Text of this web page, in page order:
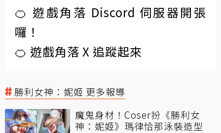
🍊 遊戲角落 Discord 伺服器開張
囉！
🍊 遊戲角落 X 追蹤起來
勝利女神：妮姬 更多報導
魔鬼身材！Coser扮《勝利女
神：妮姬》瑪律恰那泳裝造型